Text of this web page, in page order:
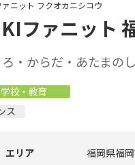
ァニット フクオカニシコウ
ファニット
・からだ・あたまの
学校・教育
ス
エリア
福岡県福